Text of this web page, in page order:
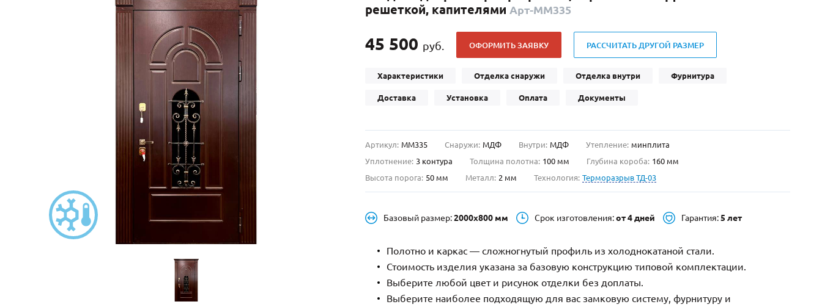
С выдавленным рисунком(35)
С металлобагетом
(46)
Для дачи
Для бани
Для магазина
Для электрощитовой
С отбойником(91)
С импостами (73)
С витражами (11)
В современном стиле
С фрамугой(265)
4-го класса защиты (499)
Полуторапольные
решеткой, капителями Арт-ММ335
45 500 руб. ОФОРМИТЬ ЗАЯВКУ РАССЧИТАТЬ ДРУГОЙ РАЗМЕР
Характеристики Отделка снаружи Отделка внутри Фурнитура
Доставка Установка Оплата Документы
Артикул: ММ335 Снаружи: МДФ Внутри: МДФ Утепление: минплита
Уплотнение: 3 контура Толщина полотна: 100 мм Глубина короба: 160 мм
Высота порога: 50 мм Металл: 2 мм Технология: Терморазрыв ТД-03
Базовый размер:2000х800 мм Срок изготовления:от 4 дней Гарантия:5 лет
Полотно и каркас — сложногнутый профиль из холоднокатаной стали.
Стоимость изделия указана за базовую конструкцию типовой комплектации.
Выберите любой цвет и рисунок отделки без доплаты.
Выберите наиболее подходящую для вас замковую систему, фурнитуру и